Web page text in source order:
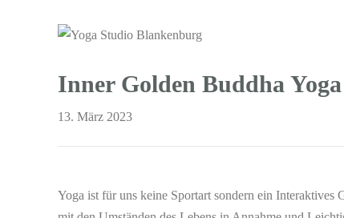
Inner Golden Buddha
13. März 2023
Yoga ist für uns keine Sportart sondern ein Interaktives